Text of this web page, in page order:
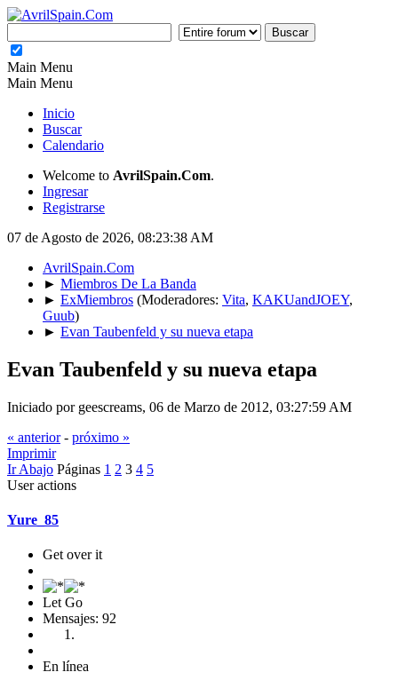
Main Menu
Main Menu
Inicio
Buscar
Calendario
Welcome to AvrilSpain.Com.
Ingresar
Registrarse
07 de Agosto de 2026, 08:23:38 AM
AvrilSpain.Com
► Miembros De La Banda
► ExMiembros (Moderadores: Vita, KAKUandJOEY,
Guub)
► Evan Taubenfeld y su nueva etapa
Evan Taubenfeld y su nueva etapa
Iniciado por geescreams, 06 de Marzo de 2012, 03:27:59 AM
« anterior- próximo »
Imprimir
Ir Abajo Páginas 1 2 3 4 5
User actions
Yure_85
Get over it
Let Go
Mensajes: 92
En línea